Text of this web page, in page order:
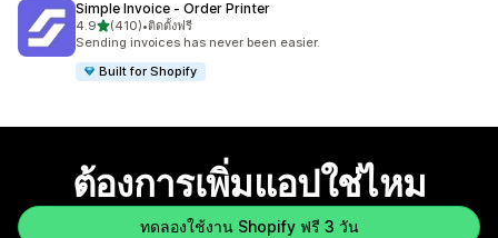
Simple Invoice ‑ Order Printer
4.9เต็ม 5 ดาว
(410)
ทั้งหมด 410 รีวิว
•ติดตั้งฟรี
Sending invoices has never been easier.
Built for Shopify
ต้องการเพิ่มแอปใช่ไหม
ทดลองใช้งาน Shopify ฟรี 3 วัน